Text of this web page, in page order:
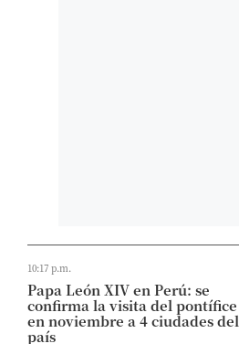
10:17 p.m.
Papa León XIV en Perú: se
confirma la visita del pontífice
en noviembre a 4 ciudades del
país